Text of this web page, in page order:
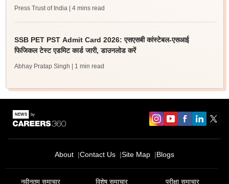
Press Trust of India | 4 mins read
SSB PET PST Admit Card 2026: एसएसबी कांस्टेबल-एसआई
फिजिकल टेस्ट एडमिट कार्ड जारी, डाउनलोड करें
Abhay Pratap Singh | 1 min read
About Contact Us Site Map Blogs
नवीनतम समाचार विशेष समाचार परीक्षा समाचार